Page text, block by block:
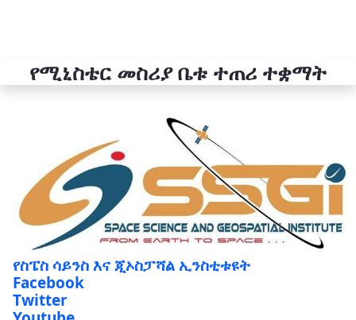
የሚኒስቴር መስሪያ ቤቱ ተጠሪ ተቋማት
የስፔስ ሳይንስ እና ጂኦስፓሻል ኢንስቲቱዩት
Facebook
Twitter